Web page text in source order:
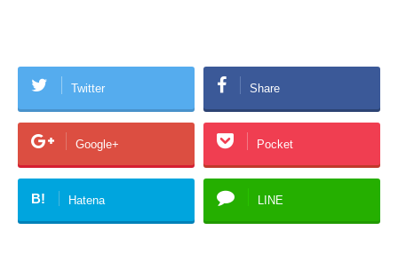
Twitter Share
Google+ Pocket
B! Hatena LINE